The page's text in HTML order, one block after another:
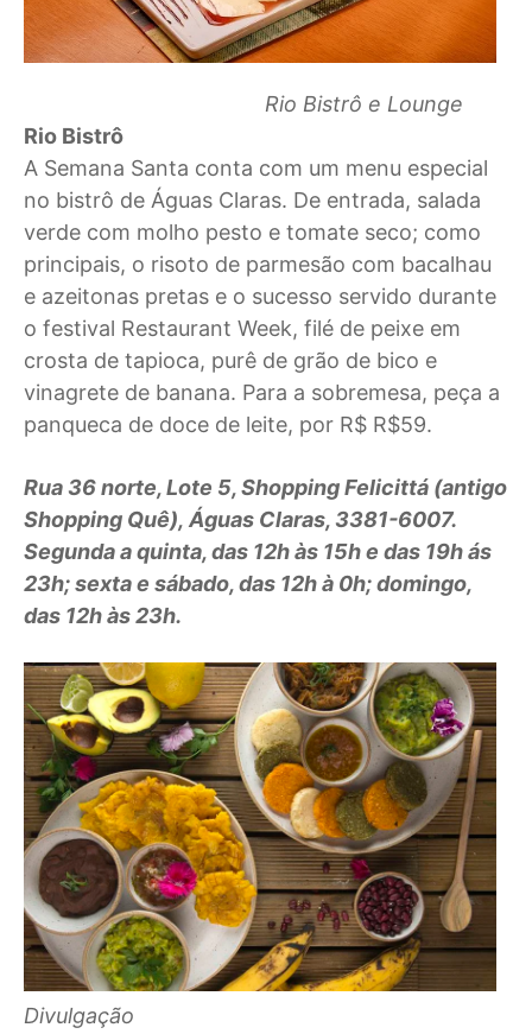
Rio Bistrô e Lounge
Rio Bistrô
A Semana Santa conta com um menu especial
no bistrô de Águas Claras. De entrada, salada
verde com molho pesto e tomate seco; como
principais, o risoto de parmesão com bacalhau
e azeitonas pretas e o sucesso servido durante
o festival Restaurant Week, filé de peixe em
crosta de tapioca, purê de grão de bico e
vinagrete de banana. Para a sobremesa, peça a
panqueca de doce de leite, por R$ R$59.
Rua 36 norte, Lote 5, Shopping Felicittá (antigo
Shopping Quê), Águas Claras, 3381-6007.
Segunda a quinta, das 12h às 15h e das 19h ás
23h; sexta e sábado, das 12h à 0h; domingo,
das 12h às 23h.
Divulgação